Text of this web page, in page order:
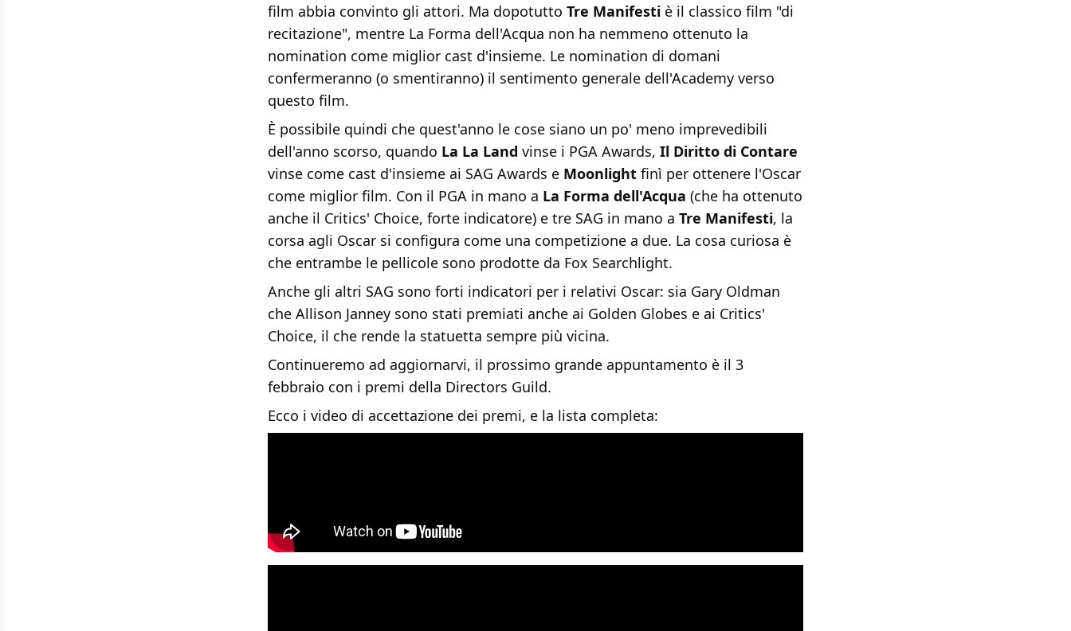
film abbia convinto gli attori. Ma dopotutto Tre Manifesti è il classico film "di
recitazione", mentre La Forma dell'Acqua non ha nemmeno ottenuto la
nomination come miglior cast d'insieme. Le nomination di domani
confermeranno (o smentiranno) il sentimento generale dell'Academy verso
questo film.
È possibile quindi che quest'anno le cose siano un po' meno imprevedibili
dell'anno scorso, quando La La Land vinse i PGA Awards, Il Diritto di Contare
vinse come cast d'insieme ai SAG Awards e Moonlight finì per ottenere l'Oscar
come miglior film. Con il PGA in mano a La Forma dell'Acqua (che ha ottenuto
anche il Critics' Choice, forte indicatore) e tre SAG in mano a Tre Manifesti, la
corsa agli Oscar si configura come una competizione a due. La cosa curiosa è
che entrambe le pellicole sono prodotte da Fox Searchlight.
Anche gli altri SAG sono forti indicatori per i relativi Oscar: sia Gary Oldman
che Allison Janney sono stati premiati anche ai Golden Globes e ai Critics'
Choice, il che rende la statuetta sempre più vicina.
Continueremo ad aggiornarvi, il prossimo grande appuntamento è il 3
febbraio con i premi della Directors Guild.
Ecco i video di accettazione dei premi, e la lista completa: